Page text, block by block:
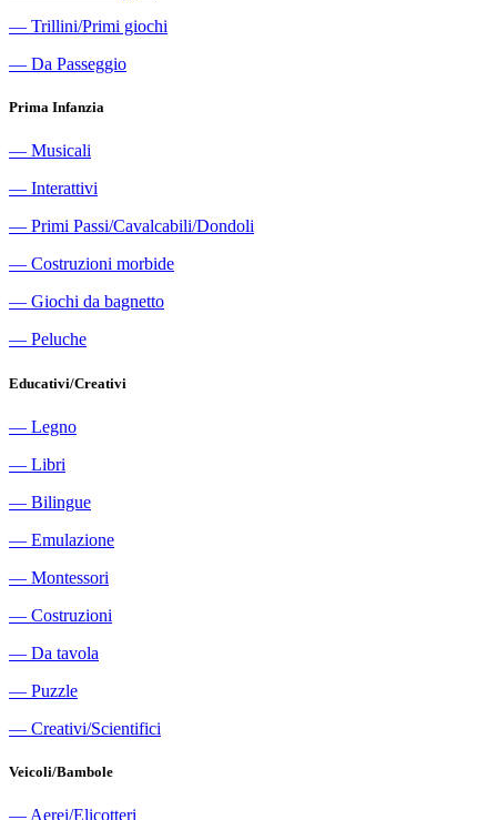
― Trillini/Primi giochi
― Da Passeggio
Prima Infanzia
― Musicali
― Interattivi
― Primi Passi/Cavalcabili/Dondoli
― Costruzioni morbide
― Giochi da bagnetto
― Peluche
Educativi/Creativi
― Legno
― Libri
― Bilingue
― Emulazione
― Montessori
― Costruzioni
― Da tavola
― Puzzle
― Creativi/Scientifici
Veicoli/Bambole
― Aerei/Elicotteri